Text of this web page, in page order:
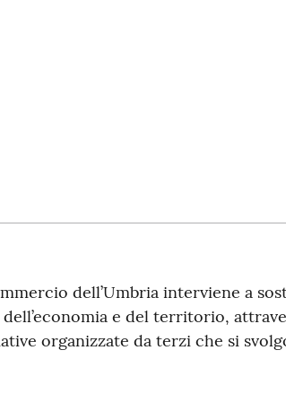
dell’Umbria interviene a
e del territorio,
organizzate da terzi che si